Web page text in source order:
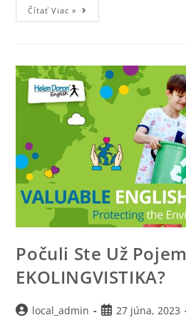
Čítať Viac »
Počuli Ste Už Pojem
EKOLINGVISTIKA?
local_admin
27 júna, 2023